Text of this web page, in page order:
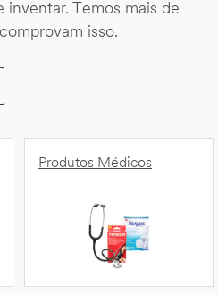
inventar. Temos mais de
isso.
Produtos Médicos